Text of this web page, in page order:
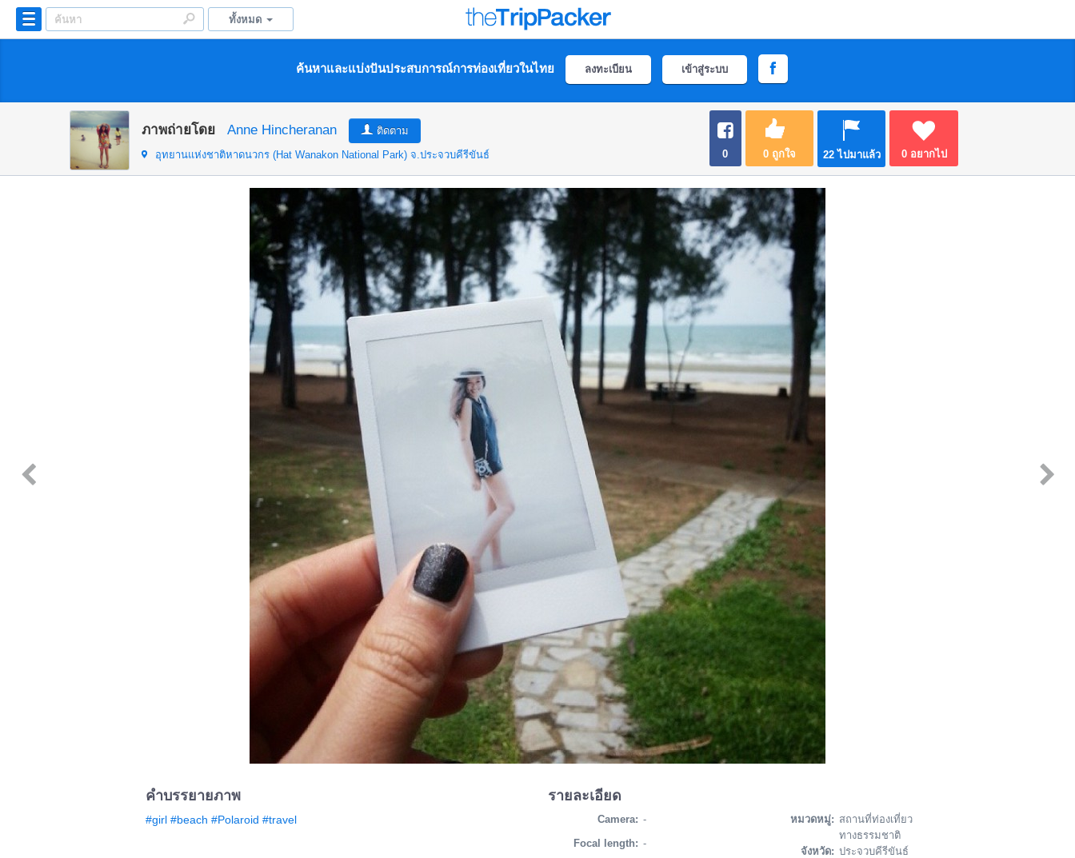
ทั้งหมด
ค้นหาและแบ่งปันประสบการณ์การท่องเที่ยวในไทย ลงทะเบียน เข้าสู่ระบบ
ภาพถ่ายโดย Anne Hincheranan
ติดตาม
อุทยานแห่งชาติหาดนวกร (Hat Wanakon National Park) จ.ประจวบคีรีขันธ์ 0 0ถูกใจ 22ไปมาแล้ว 0อยากไป
คำบรรยายภาพ
#girl #beach #​Polaroid #travel
รายละเอียด
Camera: -
Focal length: -
หมวดหมู่: สถานที่ท่องเที่ยว
ทางธรรมชาติ
จังหวัด: ประจวบคีรีขันธ์